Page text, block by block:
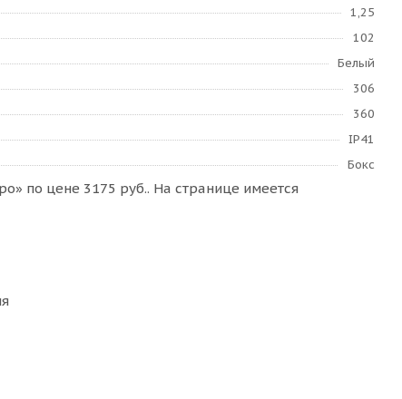
1,25
102
Белый
306
360
IP41
Бокс
по цене 3175 руб.. На странице имеется